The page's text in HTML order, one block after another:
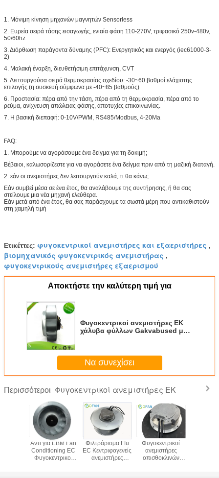
1. Μόνιμη κίνηση μηχανών μαγνητών Sensorless
2. Ευρεία σειρά τάσης εισαγωγής, ενιαία φάση 110-270V, τριφασικό 250v-480v,
50/60hz
3. Διόρθωση παράγοντα δύναμης (PFC): Ενεργητικός και ενεργός (iec61000-3-
2)
4. Μαλακή έναρξη, διευθετήσιμη επιτάχυνση, CVT
5. Λειτουργούσα σειρά θερμοκρασίας σχεδίου: -30~60 βαθμοί ελάχιστης
επιλογής (η συσκευή σύμφωνα με -40~85 βαθμούς)
6. Προστασία: πέρα από την τάση, πέρα από τη θερμοκρασία, πέρα από το
ρεύμα, ανίχνευση απώλειας φάσης, αποτυχίες επικοινωνίας.
7. Η βασική διεπαφή: 0-10V/PWM, RS485/Modbus, 4-20Ma
FAQ:
1. Μπορούμε να αγοράσουμε ένα δείγμα για τη δοκιμή;
Βέβαιοι, καλωσορίζεστε για να αγοράσετε ένα δείγμα πριν από τη μαζική διαταγή.
2. εάν οι ανεμιστήρες δεν λειτουργούν καλά, τι θα κάνω;
Εάν συμβεί μέσα σε ένα έτος, θα αναλάβουμε της συντήρησης, ή θα σας
στείλουμε μια νέα μηχανή ελεύθερα.
Εάν μετά από ένα έτος, θα σας παράσχουμε τα σωστά μέρη που αντικαθιστούν
στη χαμηλή τιμή
Ετικέττες: φυγοκεντρικοί ανεμιστήρες και εξαεριστήρες ,
βιομηχανικός φυγοκεντρικός ανεμιστήρας ,
φυγοκεντρικούς ανεμιστήρες εξαερισμού
Αποκτήστε την καλύτερη τιμή για
Φυγοκεντρικοί ανεμιστήρες ΕΚ
χάλυβα φύλλων Gakvabused με
Να συνεχίσει
Περισσότεροι Φυγοκεντρικοί ανεμιστήρες ΕΚ
Αντί για EBM Fan
Conditioning EC
Φυγοκεντρικοί
Φιλτράρισμα Ffu
EC Κεντριφογενείς
ανεμιστήρες
Φυγοκεντρικοί
ανεμιστήρες
οπισθοκλινών